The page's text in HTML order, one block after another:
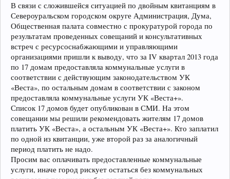
В связи с сложившейся ситуацией по двойным квитанциям в
Североуральском городском округе Администрация, Дума,
Общественная палата совместно с прокуратурой города по
результатам проведенных совещаний и консультативных
встреч с ресурсоснабжающими и управляющими
организациями пришли к выводу, что за IV квартал 2013 года
по 17 домам предоставляла коммунальные услуги в
соответствии с действующим законодательством УК
«Веста», по остальным домам в соответствии с законом
предоставляла коммунальные услуги УК «Веста+».
Список 17 домов будет опубликован в СМИ. На этом
совещании мы решили рекомендовать жителям 17 домов
платить УК «Веста», а остальным УК «Веста+». Кто заплатил
по одной из квитанции, уже второй раз за аналогичный
период платить не надо.
Просим вас оплачивать предоставленные коммунальные
услуги, иначе город рискует остаться без коммунальных